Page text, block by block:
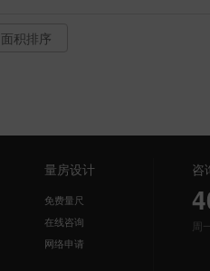
面积排序
量房设计
免费量尺
在线咨询
网络申请
咨
周